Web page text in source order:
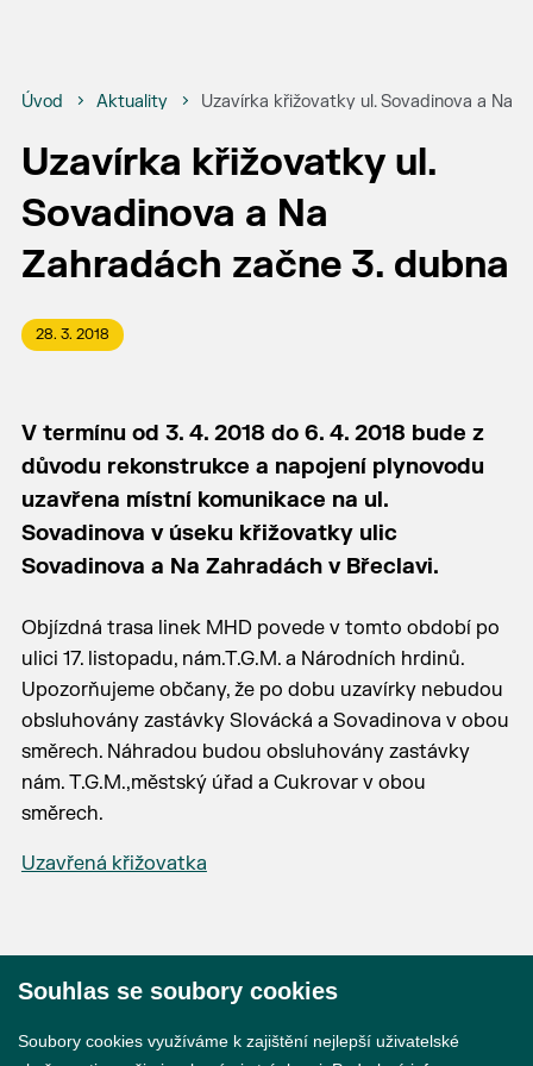
Úvod Aktuality Uzavírka křižovatky ul. Sovadinova a Na
Uzavírka křižovatky ul.
Sovadinova a Na
Zahradách začne 3. dubna
28. 3. 2018
V termínu od 3. 4. 2018 do 6. 4. 2018 bude z
důvodu rekonstrukce a napojení plynovodu
uzavřena místní komunikace na ul.
Sovadinova v úseku křižovatky ulic
Sovadinova a Na Zahradách v Břeclavi.
Objízdná trasa linek MHD povede v tomto období po
ulici 17. listopadu, nám.T.G.M. a Národních hrdinů.
Upozorňujeme občany, že po dobu uzavírky nebudou
obsluhovány zastávky Slovácká a Sovadinova v obou
směrech. Náhradou budou obsluhovány zastávky
nám. T.G.M.,městský úřad a Cukrovar v obou
směrech.
Uzavřená křižovatka
Souhlas se soubory cookies
Soubory cookies využíváme k zajištění nejlepší uživatelské